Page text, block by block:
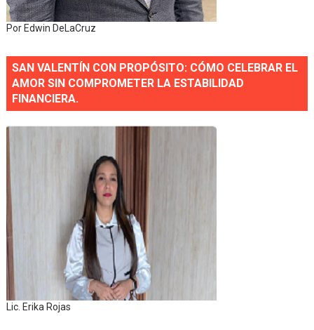
Por Edwin DeLaCruz
SAN VALENTÍN CON PROPÓSITO: CÓMO CELEBRAR EL
AMOR SIN COMPROMETER LA ESTABILIDAD
FINANCIERA.
Lic. Erika Rojas